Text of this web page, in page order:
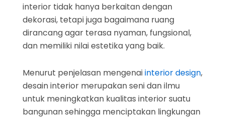
interior tidak hanya berkaitan dengan
dekorasi, tetapi juga bagaimana ruang
dirancang agar terasa nyaman, fungsional,
dan memiliki nilai estetika yang baik.
Menurut penjelasan mengenaiinterior design,
desain interior merupakan seni dan ilmu
untuk meningkatkan kualitas interior suatu
bangunan sehingga menciptakan lingkungan